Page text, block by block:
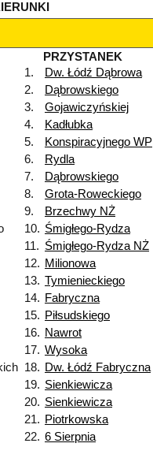
PRZYSTANEK
1.
Dw. Łódź Dąbrowa
2. Dąbrowskiego
3. Gojawiczyńskiej
4. Kadłubka
5. Konspiracyjnego WP
6. Rydla
7. Dąbrowskiego
8. Grota-Roweckiego
9. Brzechwy NŻ
10. Śmigłego-Rydza
11. Śmigłego-Rydza NŻ
12. Milionowa
13. Tymienieckiego
14. Fabryczna
15. Piłsudskiego
16. Nawrot
17. Wysoka
18. Dw. Łódź Fabryczna
19. Sienkiewicza
20. Sienkiewicza
21. Piotrkowska
22. 6 Sierpnia